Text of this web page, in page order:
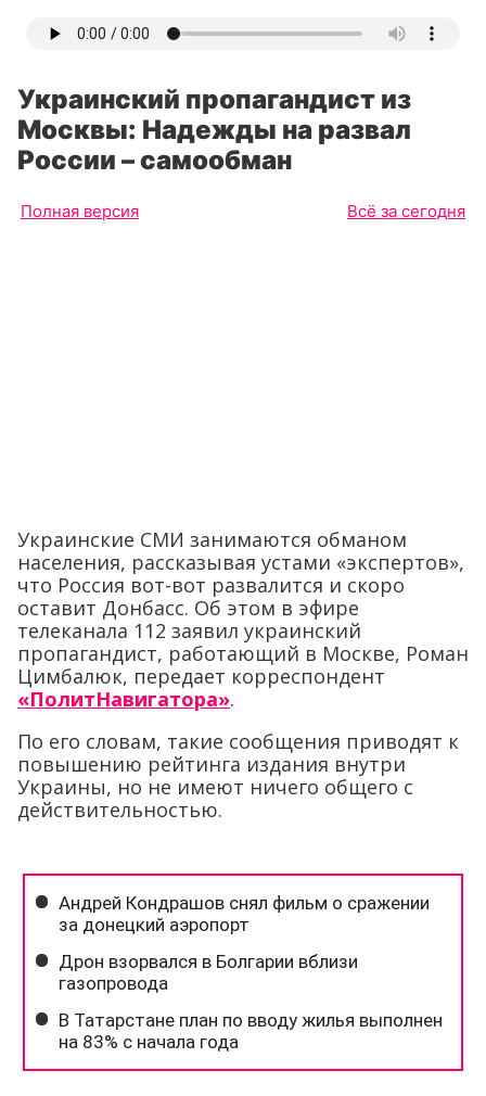
Украинский пропагандист из
Москвы: Надежды на развал
России – самообман
Полная версия Всё за сегодня
Украинские СМИ занимаются обманом
населения, рассказывая устами «экспертов»,
что Россия вот-вот развалится и скоро
оставит Донбасс. Об этом в эфире
телеканала 112 заявил украинский
пропагандист, работающий в Москве, Роман
Цимбалюк, передает корреспондент
«ПолитНавигатора».
По его словам, такие сообщения приводят к
повышению рейтинга издания внутри
Украины, но не имеют ничего общего с
действительностью.